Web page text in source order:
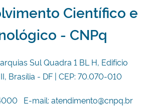
Científico e
- CNPq
Sul Quadra 1 BL H, Edifício
Brasília - DF | CEP: 70.070-010
E-mail: atendimento@cnpq.br